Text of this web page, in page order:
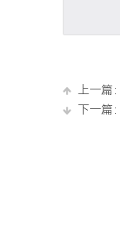
上一篇：
下一篇：